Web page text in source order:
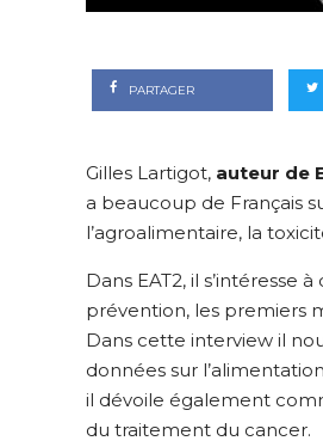
PARTAGER
Gilles Lartigot, auteur de
a beaucoup de Français
l’agroalimentaire, la
Dans EAT2, il s’intéresse
prévention, les premiers
Dans cette interview il
données sur
il dévoile également
du traitement du cancer.